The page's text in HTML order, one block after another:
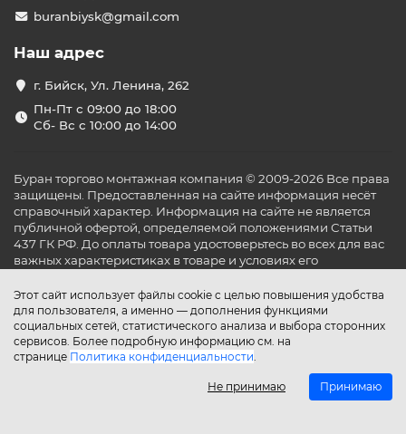
Этот сайт использует файлы cookie с целью повышения удобства
для пользователя, а именно — дополнения функциями
социальных сетей, статистического анализа и выбора сторонних
сервисов. Более подробную информацию см. на
странице Политика конфиденциальности.
Не принимаю Принимаю
buranbiysk@gmail.com
Наш адрес
г. Бийск, Ул. Ленина, 262
Пн-Пт с 09:00 до 18:00
Сб- Вс с 10:00 до 14:00
Буран торгово монтажная компания © 2009-2026 Все права
защищены. Предоставленная на сайте информация несёт
справочный характер. Информация на сайте не является
публичной офертой, определяемой положениями Статьи
437 ГК РФ. До оплаты товара удостоверьтесь во всех для вас
важных характеристиках в товаре и условиях его